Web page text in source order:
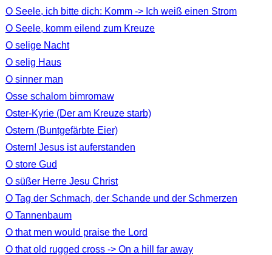
O Seele, ich bitte dich: Komm -> Ich weiß einen Strom
O Seele, komm eilend zum Kreuze
O selige Nacht
O selig Haus
O sinner man
Osse schalom bimromaw
Oster-Kyrie (Der am Kreuze starb)
Ostern (Buntgefärbte Eier)
Ostern! Jesus ist auferstanden
O store Gud
O süßer Herre Jesu Christ
O Tag der Schmach, der Schande und der Schmerzen
O Tannenbaum
O that men would praise the Lord
O that old rugged cross -> On a hill far away